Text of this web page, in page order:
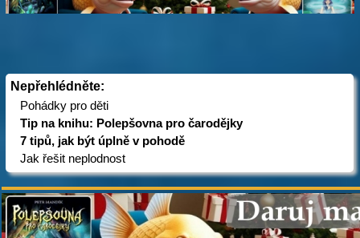
Nepřehlédněte:
Pohádky pro děti
Tip na knihu: Polepšovna pro čarodějky
7 tipů, jak být úplně v pohodě
Jak řešit neplodnost